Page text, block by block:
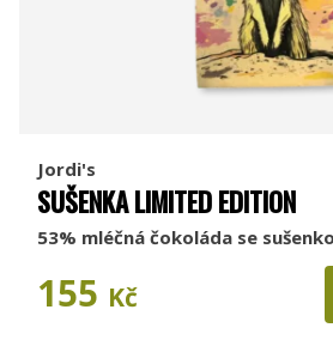
Jordi's
SUŠENKA LIMITED EDITION
53% mléčná čokoláda se
155 Kč